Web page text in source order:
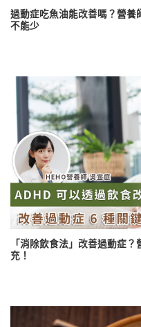
過動症吃魚油能改善嗎？營養
不能少
「消除飲食法」改善過動症
充！